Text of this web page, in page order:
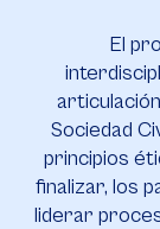
El
Sociedad
principios
finalizar, los
liderar